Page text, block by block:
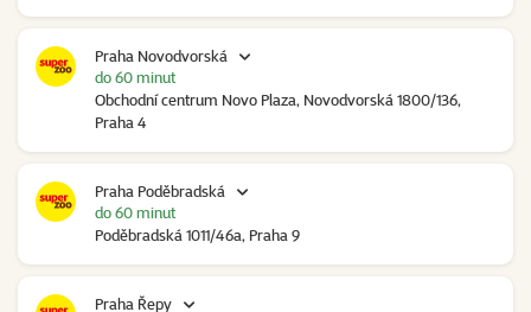
Praha Novodvorská
Obchodní centrum Novo Plaza, Novodvorská 1800/136,
Praha 4
do 60 minut
Praha Poděbradská
Poděbradská 1011/46a, Praha 9
do 60 minut
Praha Řepy